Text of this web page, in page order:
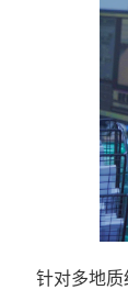
针对多地